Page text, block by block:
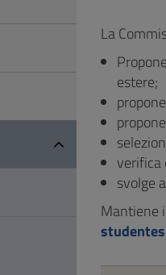
La
estere;
verifica
svolge
Mantiene